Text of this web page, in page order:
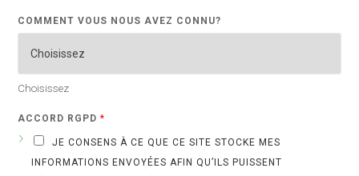
COMMENT VOUS NOUS AVEZ CONNU?
Choisissez
ACCORD RGPD*
JE CONSENS À CE QUE CE SITE STOCKE MES
INFORMATIONS ENVOYÉES AFIN QU’ILS PUISSENT